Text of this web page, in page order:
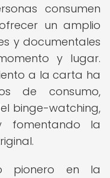
consumen
un amplio
y documentales
y lugar.
a la carta ha
de consumo,
binge-watching,
fomentando la
pionero en la